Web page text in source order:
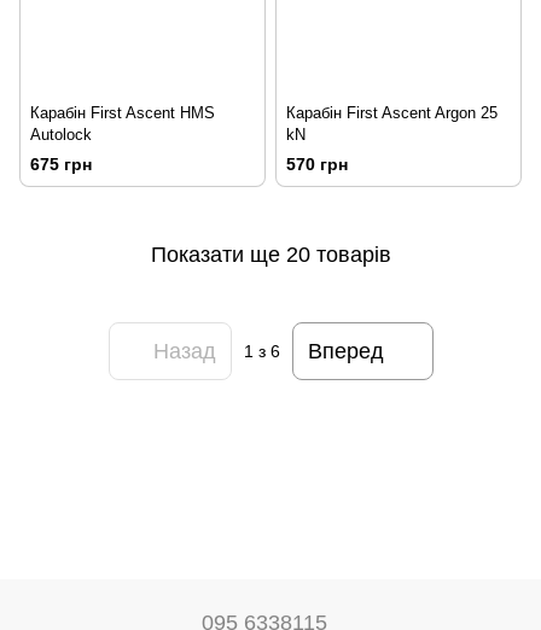
Карабін First Ascent HMS
Autolock
675 грн
Карабін First Ascent Argon 25
kN
570 грн
Показати ще 20 товарів
Назад 1з 6 Вперед
095 6338115